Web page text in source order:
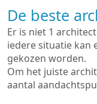
De beste
Er is niet 1
iedere situatie kan
gekozen worden.
Om het juiste
aantal